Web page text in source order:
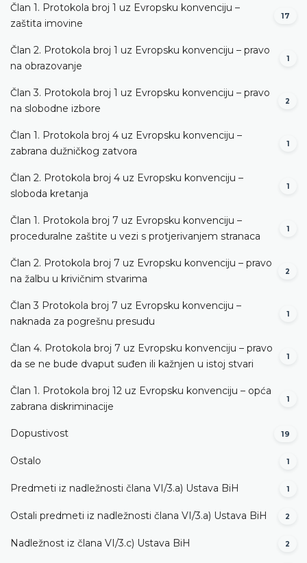
Član 1. Protokola broj 1 uz Evropsku konvenciju –
zaštita imovine
17
Član 2. Protokola broj 1 uz Evropsku konvenciju – pravo
na obrazovanje
1
Član 3. Protokola broj 1 uz Evropsku konvenciju – pravo
na slobodne izbore
2
Član 1. Protokola broj 4 uz Evropsku konvenciju –
zabrana dužničkog zatvora
1
Član 2. Protokola broj 4 uz Evropsku konvenciju –
sloboda kretanja
1
Član 1. Protokola broj 7 uz Evropsku konvenciju –
proceduralne zaštite u vezi s protjerivanjem stranaca
1
Član 2. Protokola broj 7 uz Evropsku konvenciju – pravo
na žalbu u krivičnim stvarima
2
Član 3 Protokola broj 7 uz Evropsku konvenciju –
naknada za pogrešnu presudu
1
Član 4. Protokola broj 7 uz Evropsku konvenciju – pravo
da se ne bude dvaput suđen ili kažnjen u istoj stvari
1
Član 1. Protokola broj 12 uz Evropsku konvenciju – opća
zabrana diskriminacije
1
Dopustivost 19
Ostalo 1
Predmeti iz nadležnosti člana VI/3.а) Ustava BiH 1
Ostali predmeti iz nadležnosti člana VI/3.а) Ustava BiH 2
Nadležnost iz člana VI/3.c) Ustava BiH 2